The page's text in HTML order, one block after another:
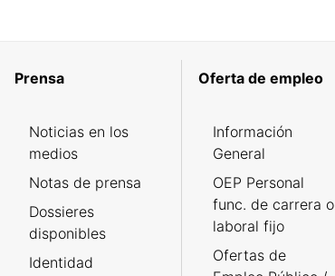
Prensa
Noticias en los
medios
Notas de prensa
Dossieres
disponibles
Identidad
Oferta de empleo
Información
General
OEP Personal
func. de carrera o
laboral fijo
Ofertas de